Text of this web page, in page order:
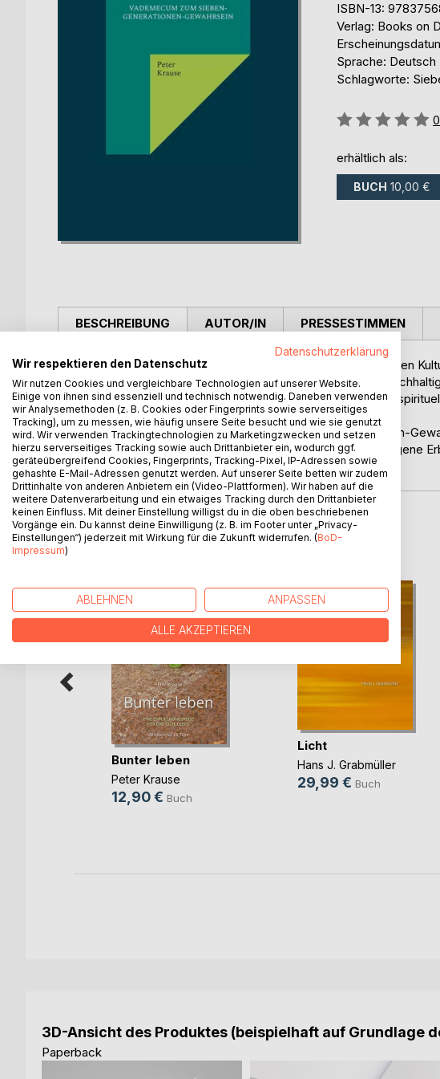
ISBN-13:
Verlag: Books on
Sprache: Deutsch
Schlagworte:
Bewertung::
0
erhältlich als:
BUCH 10,00 €
BESCHREIBUNG
Das Sieben-Generationen-Gewahrsein, das in den indigenen
ermöglicht auf schlichte Weise einen Zugang zu einem
seiner Mitwelt. Zugleich eröffnet es den Zugang zu einer
holistischen Weltsicht ausgerichtet ist.
Nach dem grundlegenden Werk zum Sieben-Generationen-
praktischer Leitfaden vor, der es ermöglicht, das alte indigene
verbinden.
AUTOR/IN PRESSESTIMMEN
WEITERE TITEL BEIBoD
Bunter leben
Peter Krause
12,90 € Buch
Licht
Hans J. Grabmüller
29,99 € Buch
3D-Ansicht des Produktes (beispielhaft auf Grundlage
Paperback
Datenschutzerklärung
Wir respektieren den Datenschutz
Wir nutzen Cookies und vergleichbare Technologien auf unserer Website.
Einige von ihnen sind essenziell und technisch notwendig. Daneben verwenden
wir Analysemethoden (z. B. Cookies oder Fingerprints sowie serverseitiges
Tracking), um zu messen, wie häufig unsere Seite besucht und wie sie genutzt
wird. Wir verwenden Trackingtechnologien zu Marketingzwecken und setzen
hierzu serverseitiges Tracking sowie auch Drittanbieter ein, wodurch ggf.
geräteübergreifend Cookies, Fingerprints, Tracking-Pixel, IP-Adressen sowie
gehashte E-Mail-Adressen genutzt werden. Auf unserer Seite betten wir zudem
Drittinhalte von anderen Anbietern ein (Video-Plattformen). Wir haben auf die
weitere Datenverarbeitung und ein etwaiges Tracking durch den Drittanbieter
keinen Einfluss. Mit deiner Einstellung willigst du in die oben beschriebenen
Vorgänge ein. Du kannst deine Einwilligung (z. B. im Footer unter „Privacy-
Einstellungen“) jederzeit mit Wirkung für die Zukunft widerrufen. (BoD-
Impressum)
ABLEHNEN ANPASSEN
ALLE AKZEPTIEREN